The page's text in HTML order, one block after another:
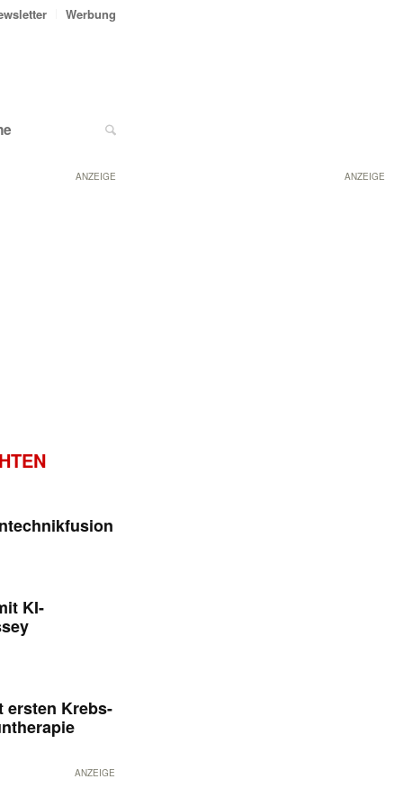
ANZEIGE
Werbung
ANZEIGE
KI-
ersten Krebs-
ANZEIGE